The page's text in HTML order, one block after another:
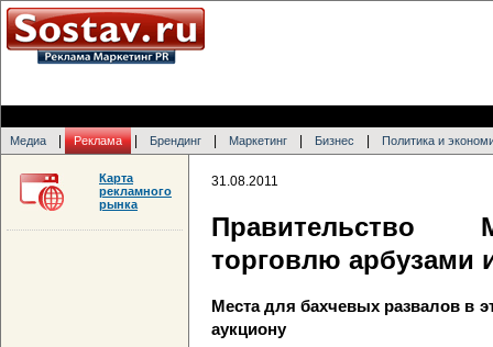
Медиа Реклама Брендинг Маркетинг Бизнес Политика и
31.08.2011
Правительство
торговлю арбузами
Места для бахчевых развалов в
аукциону
Карта
рекламного
рынка